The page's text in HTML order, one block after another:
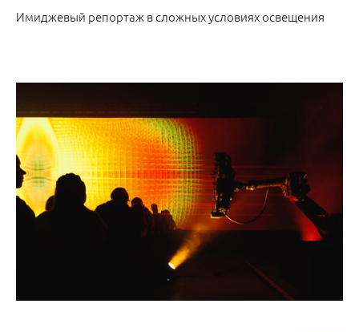
Имиджевый репортаж в сложных условиях освещения